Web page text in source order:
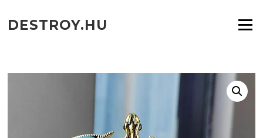
tartalomra
DESTROY.HU Menü